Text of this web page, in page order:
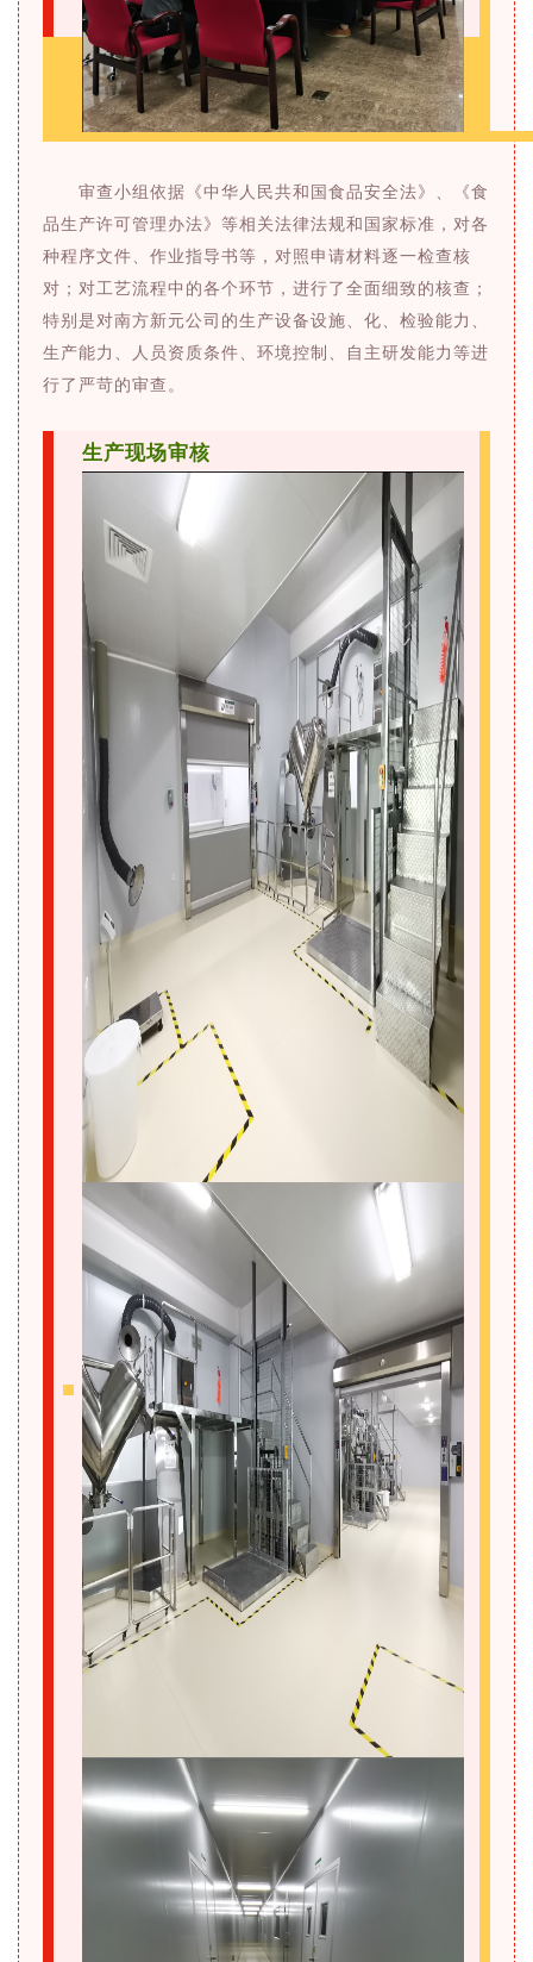
审查小组依据《中华人民共和国食品安全法》、《食
品生产许可管理办法》等相关法律法规和国家标准，对各
种程序文件、作业指导书等，对照申请材料逐一检查核
对；对工艺流程中的各个环节，进行了全面细致的核查；
特别是对南方新元公司的生产设备设施、化、检验能力、
生产能力、人员资质条件、环境控制、自主研发能力等进
行了严苛的审查。
生产现场审核